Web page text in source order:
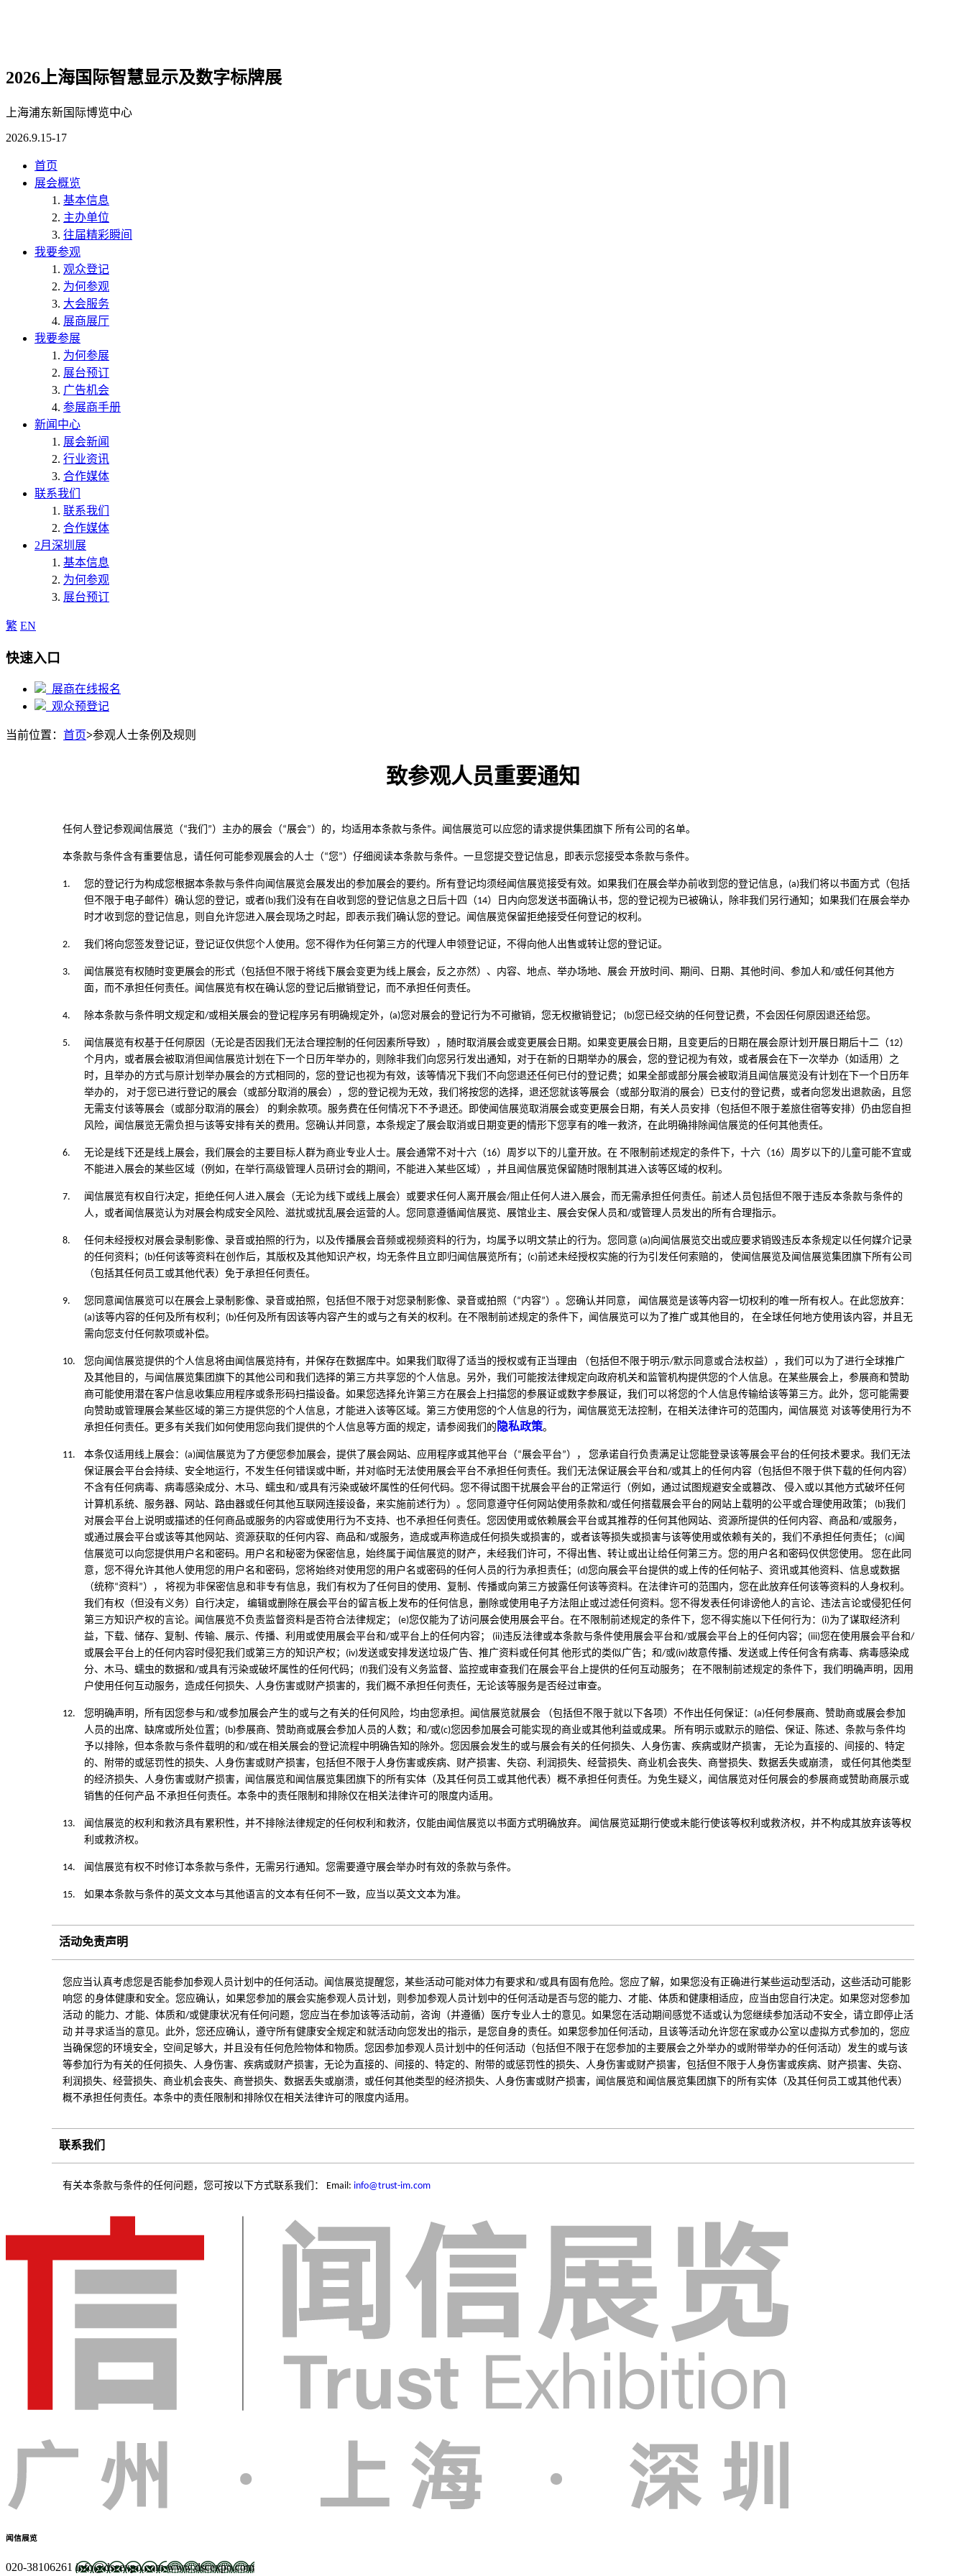
2026上海国际智慧显示及数字标牌展
上海浦东新国际博览中心
2026.9.15-17
首页
展会概览
基本信息
主办单位
往届精彩瞬间
我要参观
观众登记
为何参观
大会服务
展商展厅
我要参展
为何参展
展台预订
广告机会
参展商手册
新闻中心
展会新闻
行业资讯
合作媒体
联系我们
联系我们
合作媒体
2月深圳展
基本信息
为何参观
展台预订
繁 EN
快速入口
展商在线报名
观众预登记
当前位置： 首页>参观人士条例及规则
致参观人员重要通知
任何人登记参观闻信展览（“我们”）主办的展会（“展会”）的，均适用本条款与条件。闻信展览可以应您的请求提供集团旗下 所有公司的名单。
本条款与条件含有重要信息，请任何可能参观展会的人士（“您”）仔细阅读本条款与条件。一旦您提交登记信息，即表示您接受本条款与条件。
1.
您的登记行为构成您根据本条款与条件向闻信展览会展发出的参加展会的要约。所有登记均须经闻信展览接受有效。如果我们在展会举办前收到您的登记信息，(a)我们将以书面方式（包括
但不限于电子邮件）确认您的登记，或者(b)我们没有在自收到您的登记信息之日后十四（14）日内向您发送书面确认书，您的登记视为已被确认，除非我们另行通知；如果我们在展会举办
时才收到您的登记信息，则自允许您进入展会现场之时起，即表示我们确认您的登记。闻信展览保留拒绝接受任何登记的权利。
2. 我们将向您签发登记证，登记证仅供您个人使用。您不得作为任何第三方的代理人申领登记证，不得向他人出售或转让您的登记证。
3.
闻信展览有权随时变更展会的形式（包括但不限于将线下展会变更为线上展会，反之亦然）、内容、地点、举办场地、展会 开放时间、期间、日期、其他时间、参加人和/或任何其他方
面，而不承担任何责任。闻信展览有权在确认您的登记后撤销登记，而不承担任何责任。
4. 除本条款与条件明文规定和/或相关展会的登记程序另有明确规定外，(a)您对展会的登记行为不可撤销，您无权撤销登记； (b)您已经交纳的任何登记费，不会因任何原因退还给您。
5.
闻信展览有权基于任何原因（无论是否因我们无法合理控制的任何因素所导致），随时取消展会或变更展会日期。如果变更展会日期，且变更后的日期在展会原计划开展日期后十二（12）
个月内，或者展会被取消但闻信展览计划在下一个日历年举办的，则除非我们向您另行发出通知，对于在新的日期举办的展会，您的登记视为有效，或者展会在下一次举办（如适用）之
时，且举办的方式与原计划举办展会的方式相同的，您的登记也视为有效，该等情况下我们不向您退还任何已付的登记费；如果全部或部分展会被取消且闻信展览没有计划在下一个日历年
举办的， 对于您已进行登记的展会（或部分取消的展会），您的登记视为无效，我们将按您的选择，退还您就该等展会（或部分取消的展会）已支付的登记费，或者向您发出退款函，且您
无需支付该等展会（或部分取消的展会） 的剩余款项。服务费在任何情况下不予退还。即使闻信展览取消展会或变更展会日期，有关人员安排（包括但不限于差旅住宿等安排）仍由您自担
风险，闻信展览无需负担与该等安排有关的费用。您确认并同意，本条规定了展会取消或日期变更的情形下您享有的唯一救济，在此明确排除闻信展览的任何其他责任。
6.
无论是线下还是线上展会，我们展会的主要目标人群为商业专业人士。展会通常不对十六（16）周岁以下的儿童开放。在 不限制前述规定的条件下，十六（16）周岁以下的儿童可能不宜或
不能进入展会的某些区域（例如，在举行高级管理人员研讨会的期间，不能进入某些区域），并且闻信展览保留随时限制其进入该等区域的权利。
7.
闻信展览有权自行决定，拒绝任何人进入展会（无论为线下或线上展会）或要求任何人离开展会/阻止任何人进入展会，而无需承担任何责任。前述人员包括但不限于违反本条款与条件的
人，或者闻信展览认为对展会构成安全风险、滋扰或扰乱展会运营的人。您同意遵循闻信展览、展馆业主、展会安保人员和/或管理人员发出的所有合理指示。
8.
任何未经授权对展会录制影像、录音或拍照的行为，以及传播展会音频或视频资料的行为，均属予以明文禁止的行为。您同意 (a)向闻信展览交出或应要求销毁违反本条规定以任何媒介记录
的任何资料；(b)任何该等资料在创作后，其版权及其他知识产权，均无条件且立即归闻信展览所有；(c)前述未经授权实施的行为引发任何索赔的， 使闻信展览及闻信展览集团旗下所有公司
（包括其任何员工或其他代表）免于承担任何责任。
9.
您同意闻信展览可以在展会上录制影像、录音或拍照，包括但不限于对您录制影像、录音或拍照（“内容”）。您确认并同意， 闻信展览是该等内容一切权利的唯一所有权人。在此您放弃：
(a)该等内容的任何及所有权利；(b)任何及所有因该等内容产生的或与之有关的权利。在不限制前述规定的条件下，闻信展览可以为了推广或其他目的， 在全球任何地方使用该内容，并且无
需向您支付任何款项或补偿。
10.
您向闻信展览提供的个人信息将由闻信展览持有，并保存在数据库中。如果我们取得了适当的授权或有正当理由 （包括但不限于明示/默示同意或合法权益），我们可以为了进行全球推广
及其他目的，与闻信展览集团旗下的其他公司和我们选择的第三方共享您的个人信息。另外，我们可能按法律规定向政府机关和监管机构提供您的个人信息。在某些展会上，参展商和赞助
商可能使用潜在客户信息收集应用程序或条形码扫描设备。如果您选择允许第三方在展会上扫描您的参展证或数字参展证，我们可以将您的个人信息传输给该等第三方。此外，您可能需要
向赞助或管理展会某些区域的第三方提供您的个人信息，才能进入该等区域。第三方使用您的个人信息的行为，闻信展览无法控制，在相关法律许可的范围内，闻信展览 对该等使用行为不
承担任何责任。更多有关我们如何使用您向我们提供的个人信息等方面的规定，请参阅我们的 隐私政策。
11.
本条仅适用线上展会：(a)闻信展览为了方便您参加展会，提供了展会网站、应用程序或其他平台（“展会平台”）， 您承诺自行负责满足让您能登录该等展会平台的任何技术要求。我们无法
保证展会平台会持续、安全地运行，不发生任何错误或中断，并对临时无法使用展会平台不承担任何责任。我们无法保证展会平台和/或其上的任何内容（包括但不限于供下载的任何内容）
不含有任何病毒、病毒感染成分、木马、蠕虫和/或具有污染或破坏属性的任何代码。您不得试图干扰展会平台的正常运行（例如，通过试图规避安全或篡改、 侵入或以其他方式破坏任何
计算机系统、服务器、网站、路由器或任何其他互联网连接设备，来实施前述行为）。您同意遵守任何网站使用条款和/或任何搭载展会平台的网站上载明的公平或合理使用政策； (b)我们
对展会平台上说明或描述的任何商品或服务的内容或使用行为不支持、也不承担任何责任。您因使用或依赖展会平台或其推荐的任何其他网站、资源所提供的任何内容、商品和/或服务，
或通过展会平台或该等其他网站、资源获取的任何内容、商品和/或服务，造成或声称造成任何损失或损害的，或者该等损失或损害与该等使用或依赖有关的，我们不承担任何责任； (c)闻
信展览可以向您提供用户名和密码。用户名和秘密为保密信息，始终属于闻信展览的财产，未经我们许可，不得出售、转让或出让给任何第三方。您的用户名和密码仅供您使用。 您在此同
意，您不得允许其他人使用您的用户名和密码，您将始终对使用您的用户名或密码的任何人员的行为承担责任；(d)您向展会平台提供的或上传的任何帖子、资讯或其他资料、信息或数据
（统称“资料”）， 将视为非保密信息和非专有信息，我们有权为了任何目的使用、复制、传播或向第三方披露任何该等资料。在法律许可的范围内，您在此放弃任何该等资料的人身权利。
我们有权（但没有义务）自行决定， 编辑或删除在展会平台的留言板上发布的任何信息，删除或使用电子方法阻止或过滤任何资料。您不得发表任何诽谤他人的言论、违法言论或侵犯任何
第三方知识产权的言论。闻信展览不负责监督资料是否符合法律规定； (e)您仅能为了访问展会使用展会平台。在不限制前述规定的条件下，您不得实施以下任何行为：(i)为了谋取经济利
益，下载、储存、复制、传输、展示、传播、利用或使用展会平台和/或平台上的任何内容； (ii)违反法律或本条款与条件使用展会平台和/或展会平台上的任何内容；(iii)您在使用展会平台和/
或展会平台上的任何内容时侵犯我们或第三方的知识产权；(iv)发送或安排发送垃圾广告、推广资料或任何其 他形式的类似广告；和/或(iv)故意传播、发送或上传任何含有病毒、病毒感染成
分、木马、蠕虫的数据和/或具有污染或破坏属性的任何代码；(f)我们没有义务监督、监控或审查我们在展会平台上提供的任何互动服务； 在不限制前述规定的条件下，我们明确声明，因用
户使用任何互动服务，造成任何损失、人身伤害或财产损害的，我们概不承担任何责任，无论该等服务是否经过审查。
12.
您明确声明，所有因您参与和/或参加展会产生的或与之有关的任何风险，均由您承担。闻信展览就展会 （包括但不限于就以下各项）不作出任何保证：(a)任何参展商、赞助商或展会参加
人员的出席、缺席或所处位置；(b)参展商、赞助商或展会参加人员的人数；和/或(c)您因参加展会可能实现的商业或其他利益或成果。 所有明示或默示的赔偿、保证、陈述、条款与条件均
予以排除，但本条款与条件载明的和/或在相关展会的登记流程中明确告知的除外。您因展会发生的或与展会有关的任何损失、人身伤害、疾病或财产损害， 无论为直接的、间接的、特定
的、附带的或惩罚性的损失、人身伤害或财产损害，包括但不限于人身伤害或疾病、财产损害、失窃、利润损失、经营损失、商业机会丧失、商誉损失、数据丢失或崩溃， 或任何其他类型
的经济损失、人身伤害或财产损害，闻信展览和闻信展览集团旗下的所有实体（及其任何员工或其他代表）概不承担任何责任。为免生疑义，闻信展览对任何展会的参展商或赞助商展示或
销售的任何产品 不承担任何责任。本条中的责任限制和排除仅在相关法律许可的限度内适用。
13.
闻信展览的权利和救济具有累积性，并不排除法律规定的任何权利和救济，仅能由闻信展览以书面方式明确放弃。 闻信展览延期行使或未能行使该等权利或救济权，并不构成其放弃该等权
利或救济权。
14. 闻信展览有权不时修订本条款与条件，无需另行通知。您需要遵守展会举办时有效的条款与条件。
15. 如果本条款与条件的英文文本与其他语言的文本有任何不一致，应当以英文文本为准。
活动免责声明
您应当认真考虑您是否能参加参观人员计划中的任何活动。闻信展览提醒您，某些活动可能对体力有要求和/或具有固有危险。您应了解，如果您没有正确进行某些运动型活动，这些活动可能影
响您 的身体健康和安全。您应确认，如果您参加的展会实施参观人员计划，则参加参观人员计划中的任何活动是否与您的能力、才能、体质和健康相适应，应当由您自行决定。如果您对您参加
活动 的能力、才能、体质和/或健康状况有任何问题，您应当在参加该等活动前，咨询（并遵循）医疗专业人士的意见。如果您在活动期间感觉不适或认为您继续参加活动不安全，请立即停止活
动 并寻求适当的意见。此外，您还应确认，遵守所有健康安全规定和就活动向您发出的指示，是您自身的责任。如果您参加任何活动，且该等活动允许您在家或办公室以虚拟方式参加的，您应
当确保您的环境安全，空间足够大，并且没有任何危险物体和物质。您因参加参观人员计划中的任何活动（包括但不限于在您参加的主要展会之外举办的或附带举办的任何活动）发生的或与该
等参加行为有关的任何损失、人身伤害、疾病或财产损害，无论为直接的、间接的、特定的、附带的或惩罚性的损失、人身伤害或财产损害，包括但不限于人身伤害或疾病、财产损害、失窃、
利润损失、经营损失、商业机会丧失、商誉损失、数据丢失或崩溃，或任何其他类型的经济损失、人身伤害或财产损害，闻信展览和闻信展览集团旗下的所有实体（及其任何员工或其他代表）
概不承担任何责任。本条中的责任限制和排除仅在相关法律许可的限度内适用。
联系我们
有关本条款与条件的任何问题，您可按以下方式联系我们： Email: info@trust-im.com
闻信展览
020-38106261 info@dscexpo.comwww.dscexpo.com